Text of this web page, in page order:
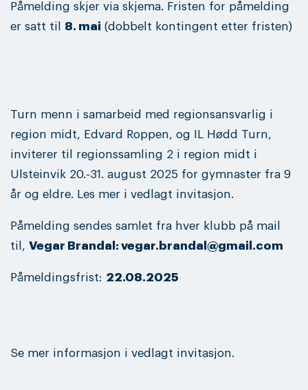
Påmelding skjer via skjema. Fristen for påmelding
er satt til 8. mai (dobbelt kontingent etter fristen)
Turn menn i samarbeid med regionsansvarlig i
region midt, Edvard Roppen, og IL Hødd Turn,
inviterer til regionssamling 2 i region midt i
Ulsteinvik 20.-31. august 2025 for gymnaster fra 9
år og eldre. Les mer i vedlagt invitasjon.
Påmelding sendes samlet fra hver klubb på mail
til, Vegar Brandal: vegar.brandal@gmail.com
Påmeldingsfrist: 22.08.2025
Se mer informasjon i vedlagt invitasjon.